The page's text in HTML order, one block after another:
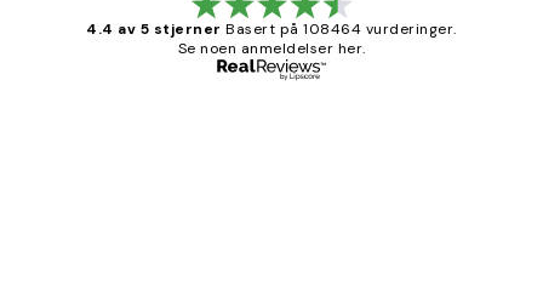
4.4 av 5 stjerner Basert på 108464 vurderinger.
Se noen anmeldelser her.